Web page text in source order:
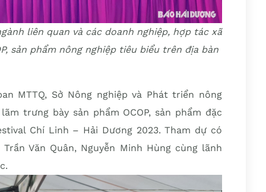
liên quan và các doanh nghiệp, hợp tác xã
sản phẩm nông nghiệp tiêu biểu trên địa bàn
MTTQ, Sở Nông nghiệp và Phát triển nông
trưng bày sản phẩm OCOP, sản phẩm đặc
Chí Linh – Hải Dương 2023. Tham dự có
Văn Quân, Nguyễn Minh Hùng cùng lãnh